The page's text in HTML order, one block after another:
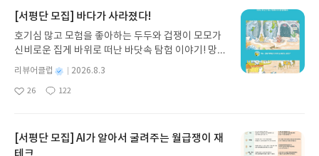
는 일을 위해서, 그런 디자인을 하게 위해서, 정말 똑
똑하게 일하고 행동한다. 본인이 무슨일을 하고 있는
지, 해야하는지 정확히 알고 있다는 말이다(근본적으
로는 본인 자신의 행복을 추구하는 것이 기본이라는
것이다!). 책을 읽으면서 여러가지 영감을 얻기에 도
움이 많이 되었고, 개인적으로는 본의아니게 반성의
녕, 보고싶은 밤이야>와 여름 밤을 함께 보내라고 추
천해야겠다. 그럼 마음 속에 있던 여러가지 고민과 연
민들을 어느 정도라도 덜고, 미소 지을 수 있는 꿈을
지 않고 끝까지 읽을 수 있다. 3천 년을 이어 온 귀향
게 펼쳐진다.한권으로 읽는 오디세이아글쓴이호메로
스 저/육혜원 역출판사이화북스 예스24 바로가기 닫
기모집인원 : 5명신청기간 : 2026.08.05 ~ 2026.08.
09발표일자 : 2026.08.13리뷰 작성기한 : 도서/상품
성해주세요! 먼저 작성한 리뷰를 올려주시면 당첨확
[서평단 모집] 바다가 사라졌다!
호기심 많고 모험을 좋아하는 두두와 겁쟁이 모모가
신비로운 집게 바위로 떠난 바닷속 탐험 이야기! 망둥
이, 소라게, 낙지 같은 바다 친구들과 신나게 놀던 중
갑자기 거대해진 집게 바위의 비밀을 마주하게 되는
데, 과연 바다에 무슨 일이 벌어진 걸까요? 상상력을
빛 예스24 바로가기 닫기모집인원 : 20명신청기간 :
2026.08.03 ~ 2026.08.07발표일자 : 2026.08.13리
별
리뷰어클럽
성
2026.8.3
좋
26
댓
122
작
[서평단 모집] AI가 알아서 굴려주는 월급쟁이 재